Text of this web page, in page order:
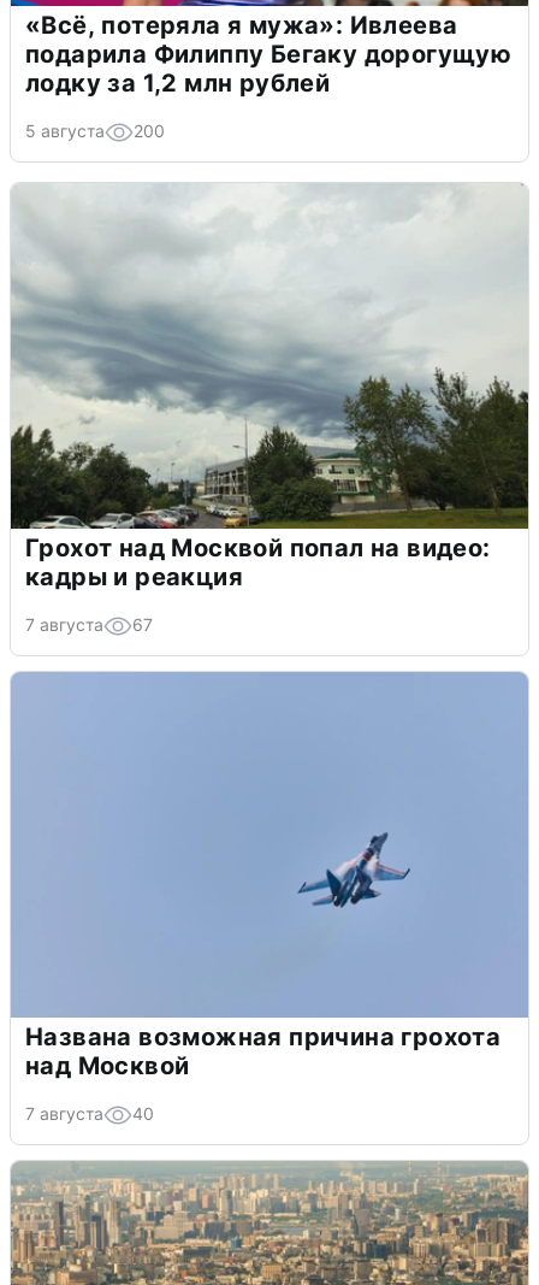
«Всё, потеряла я мужа»: Ивлеева
подарила Филиппу Бегаку дорогущую
лодку за 1,2 млн рублей
5 августа 200
Грохот над Москвой попал на видео:
кадры и реакция
7 августа 67
Названа возможная причина грохота
над Москвой
7 августа 40